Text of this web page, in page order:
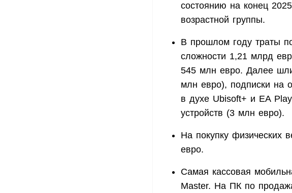
состоянию на конец
возрастной группы.
В прошлом году траты
сложности 1,21 млрд
545 млн евро. Далее
млн евро), подписки на
в духе Ubisoft+ и EA
устройств (3 млн евро).
На покупку физических
евро.
Самая кассовая
Master. На ПК по